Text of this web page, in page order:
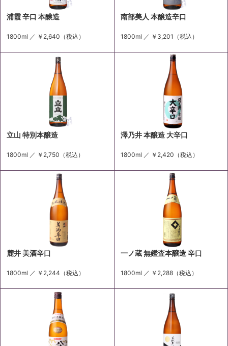
浦霞 辛口 本醸造
1800ml ／ ￥2,640 （税込）
南部美人 本醸造辛口
1800ml ／ ￥3,201 （税込）
立山 特別本醸造
1800ml ／ ￥2,750 （税込）
澤乃井 本醸造 大辛口
1800ml ／ ￥2,420 （税込）
麓井 美酒辛口
1800ml ／ ￥2,244 （税込）
一ノ蔵 無鑑査本醸造 辛口
1800ml ／ ￥2,288（税込）